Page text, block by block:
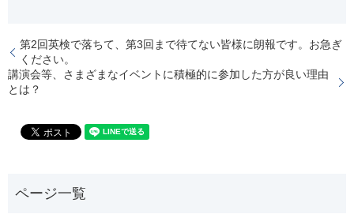
第2回英検で落ちて、第3回まで待てない皆様に朗報です。お急ぎ
ください。
講演会等、さまざまなイベントに積極的に参加した方が良い理由
とは？